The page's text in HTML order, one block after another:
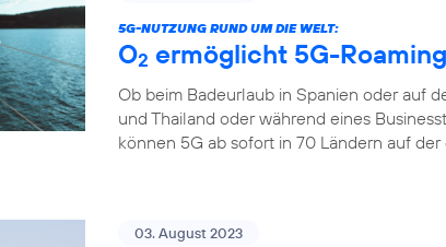
5G-NUTZUNG RUND UM DIE WELT:
O2 ermöglicht 5G-
Ob beim Badeurlaub in Spanien oder auf
und Thailand oder während eines
können 5G ab sofort in 70 Ländern auf
03. August 2023